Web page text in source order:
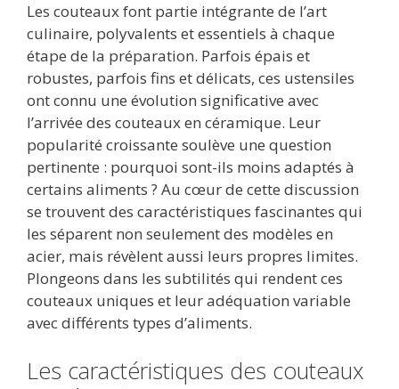
Les couteaux font partie intégrante de l’art
culinaire, polyvalents et essentiels à chaque
étape de la préparation. Parfois épais et
robustes, parfois fins et délicats, ces ustensiles
ont connu une évolution significative avec
l’arrivée des couteaux en céramique. Leur
popularité croissante soulève une question
pertinente : pourquoi sont-ils moins adaptés à
certains aliments ? Au cœur de cette discussion
se trouvent des caractéristiques fascinantes qui
les séparent non seulement des modèles en
acier, mais révèlent aussi leurs propres limites.
Plongeons dans les subtilités qui rendent ces
couteaux uniques et leur adéquation variable
avec différents types d’aliments.
Les caractéristiques des couteaux